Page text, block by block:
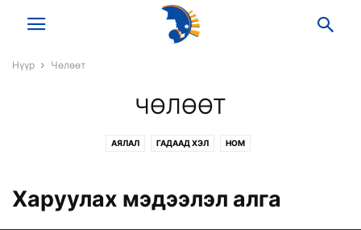
Нүүр Чөлөөт
ЧӨЛӨӨТ
АЯЛАЛ ГАДААД ХЭЛ НОМ
Харуулах мэдээлэл алга